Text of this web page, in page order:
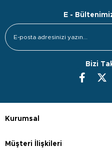
E -
Bizi
Kurumsal
Müşteri İlişkileri